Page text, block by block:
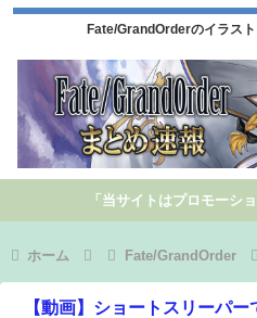
Fate/GrandOrderのイラス
「当サイトはプロモーシ
ホーム Fate/GrandOrder
【動画】ショートスリーパ